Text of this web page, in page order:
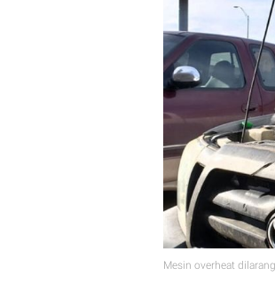
Mesin overheat